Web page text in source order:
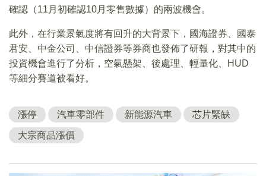
確認（11月初確認10月零售數據）的兩波機會。
此外，在行業景氣度將有回升的大背景下，國海證券、國泰
君安、中金公司、中信證券等券商也發佈了研報，對其中的
投資機會進行了分析，空氣懸架、後處理、輕量化、HUD
等細分賽道被看好。
漲停 汽車零部件 新能源汽車 芯片緊缺
大宗商品漲價